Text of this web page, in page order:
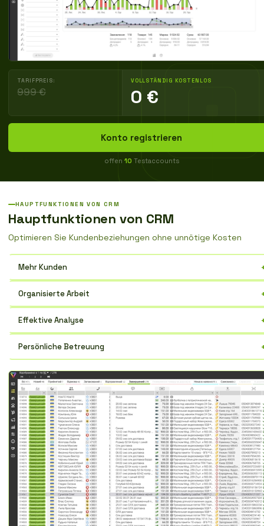
TARIFPREIS:
999 €
VOLLSTÄNDIG KOSTENLOS
0 €
Konto registrieren
offen 10 Testaccounts
HAUPTFUNKTIONEN VON CRM
Hauptfunktionen von CRM
Optimieren Sie Kundenbeziehungen ohne unnötige Kosten
Mehr Kunden
Organisierte Arbeit
Effektive Analyse
Persönliche Betreuung